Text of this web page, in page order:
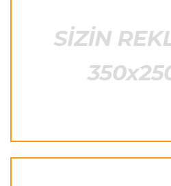
İtaliya S.A. 22:26 09.08.2026
pəncərəsinin bağlanması
“Komo” “Çelsi”nin